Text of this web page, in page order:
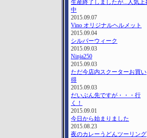
生産終了しましたが...人気上
中
2015.09.07
Vino オリジナルヘルメット
2015.09.04
シルバーウィーク
2015.09.03
Ninja250
2015.09.03
ただ今店内スクーターお買い
得
2015.09.03
だいぶん先ですが・・・行
く！
2015.09.01
今日から始まりました
2015.08.23
夜のカレーうどんツーリング